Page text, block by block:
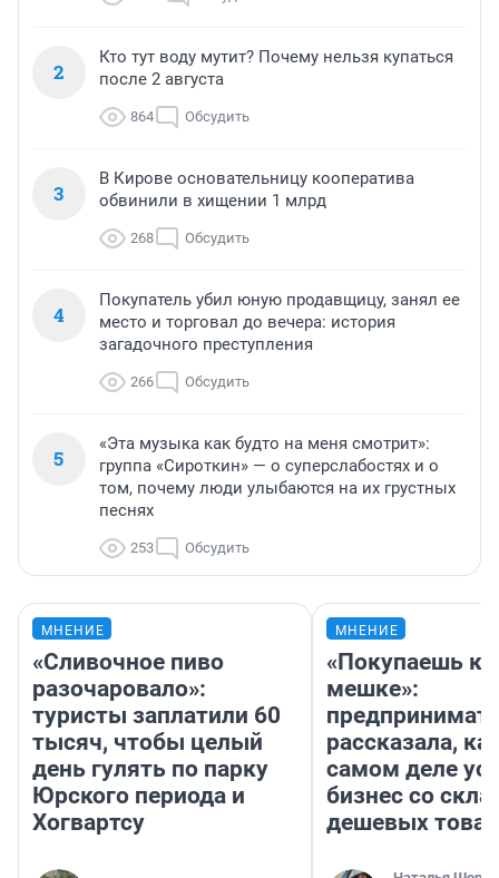
2
Кто тут воду мутит? Почему нельзя купаться
после 2 августа
864 Обсудить
3
В Кирове основательницу кооператива
обвинили в хищении 1 млрд
268 Обсудить
4
Покупатель убил юную продавщицу, занял ее
место и торговал до вечера: история
загадочного преступления
266 Обсудить
5
«Эта музыка как будто на меня смотрит»:
группа «Сироткин» — о суперслабостях и о
том, почему люди улыбаются на их грустных
песнях
253 Обсудить
МНЕНИЕ
«Сливочное пиво
разочаровало»:
туристы заплатили 60
тысяч, чтобы целый
день гулять по парку
Юрского периода и
Хогвартсу
МНЕНИЕ
«Покупаешь
мешке»:
рассказала,
самом деле
бизнес со
дешевых